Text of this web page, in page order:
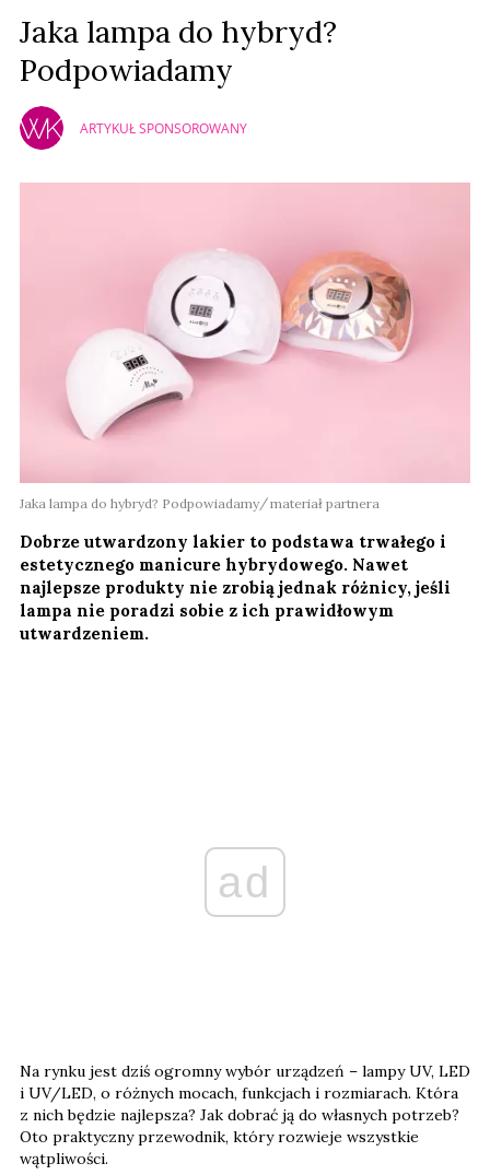
Jaka lampa do hybryd?
Podpowiadamy
ARTYKUŁ SPONSOROWANY
Jaka lampa do hybryd? Podpowiadamy materiał partnera
Dobrze utwardzony lakier to podstawa trwałego i
estetycznego manicure hybrydowego. Nawet
najlepsze produkty nie zrobią jednak różnicy, jeśli
lampa nie poradzi sobie z ich prawidłowym
utwardzeniem.
ad
Na rynku jest dziś ogromny wybór urządzeń – lampy UV, LED
i UV/LED, o różnych mocach, funkcjach i rozmiarach. Która
z nich będzie najlepsza? Jak dobrać ją do własnych potrzeb?
Oto praktyczny przewodnik, który rozwieje wszystkie
wątpliwości.